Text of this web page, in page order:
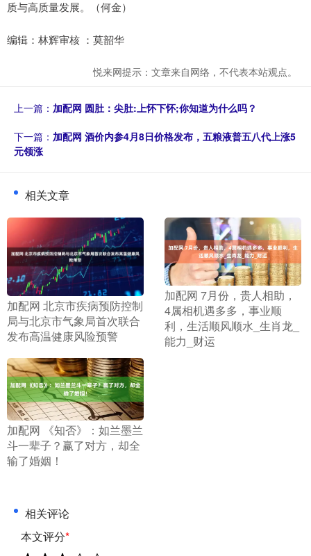
质与高质量发展。（何金）
编辑：林辉审核 ：莫韶华
悦来网提示：文章来自网络，不代表本站观点。
上一篇： 加配网 圆肚：尖肚:上怀下怀;你知道为什么吗？
下一篇： 加配网 酒价内参4月8日价格发布，五粮液普五八代上涨5
元领涨
相关文章
​加配网 北京市疾病预防控制
局与北京市气象局首次联合
发布高温健康风险预警
​加配网 7月份，贵人相助，
4属相机遇多多，事业顺
利，生活顺风顺水_生肖龙_
能力_财运
​加配网 《知否》：如兰墨兰
斗一辈子？赢了对方，却全
输了婚姻！
相关评论
本文评分*